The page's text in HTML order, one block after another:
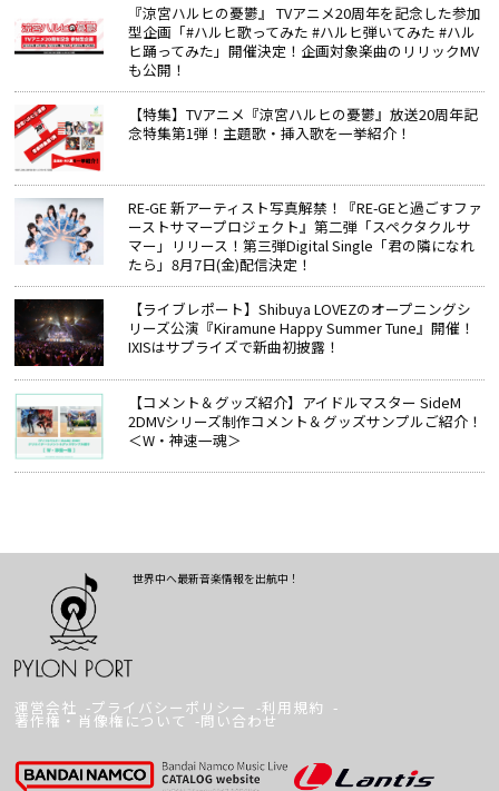
『涼宮ハルヒの憂鬱』 TVアニメ20周年を記念した参加
型企画「#ハルヒ歌ってみた #ハルヒ弾いてみた #ハル
ヒ踊ってみた」開催決定！企画対象楽曲のリリックMV
も公開！
【特集】TVアニメ『涼宮ハルヒの憂鬱』放送20周年記
念特集第1弾！主題歌・挿入歌を一挙紹介！
RE-GE 新アーティスト写真解禁！『RE-GEと過ごすファ
ーストサマープロジェクト』第二弾「スペクタクルサ
マー」リリース！第三弾Digital Single「君の隣になれ
たら」8月7日(金)配信決定！
【ライブレポート】Shibuya LOVEZのオープニングシ
リーズ公演『Kiramune Happy Summer Tune』開催！
IXISはサプライズで新曲初披露！
【コメント＆グッズ紹介】アイドルマスター SideM
2DMVシリーズ制作コメント＆グッズサンプルご紹介！
＜W・神速一魂＞
世界中へ最新音楽情報を出航中！
運営会社 プライバシーポリシー 利用規約
著作権・肖像権について 問い合わせ